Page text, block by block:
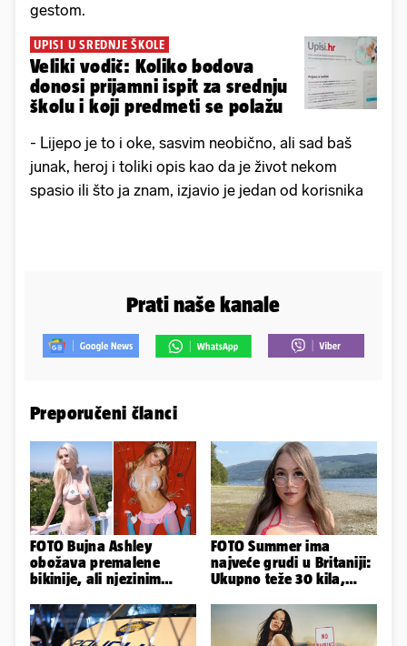
gestom.
UPISI U SREDNJE ŠKOLE
Veliki vodič: Koliko bodova
donosi prijamni ispit za srednju
školu i koji predmeti se polažu
- Lijepo je to i oke, sasvim neobično, ali sad baš
junak, heroj i toliki opis kao da je život nekom
spasio ili što ja znam, izjavio je jedan od korisnika
Prati naše kanale
Preporučeni članci
FOTO Bujna Ashley
obožava premalene
bikinije, ali njezinim
smeta
FOTO Summer ima
najveće grudi u Britaniji:
Ukupno teže 30 kila,
smanjivanju...